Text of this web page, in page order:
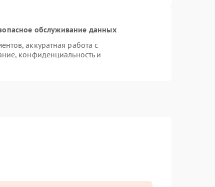
обслуживание данных
аккуратная работа с
конфиденциальность и